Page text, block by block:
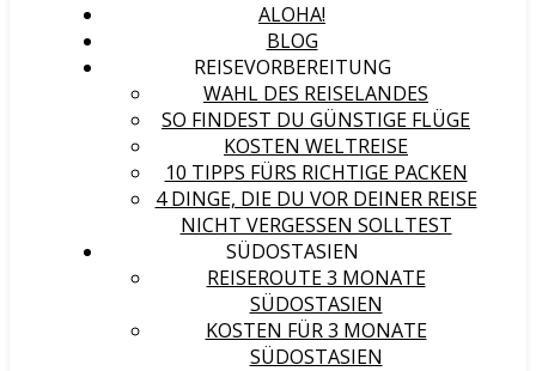
ALOHA!
BLOG
REISEVORBEREITUNG
WAHL DES REISELANDES
SO FINDEST DU GÜNSTIGE FLÜGE
KOSTEN WELTREISE
10 TIPPS FÜRS RICHTIGE PACKEN
4 DINGE, DIE DU VOR DEINER REISE
NICHT VERGESSEN SOLLTEST
SÜDOSTASIEN
REISEROUTE 3 MONATE
SÜDOSTASIEN
KOSTEN FÜR 3 MONATE
SÜDOSTASIEN